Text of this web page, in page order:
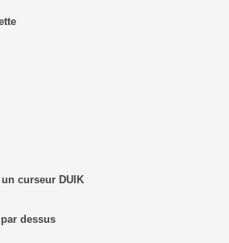
curseur DUIK
dessus